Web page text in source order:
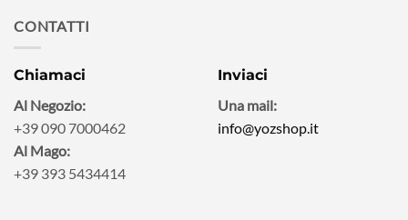
CONTATTI
Chiamaci
Al Negozio:
+39 090 7000462
Al Mago:
+39 393 5434414
Inviaci
Una mail:
info@yozshop.it